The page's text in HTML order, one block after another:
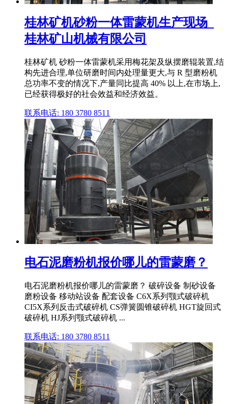
桂林矿机砂粉一体雷蒙机生产现场_
桂林矿山机械有限公司
桂林矿机 砂粉一体雷蒙机采用梅花架及纵摆磨辊装置,结
构先进合理,单位研磨时间内处理量更大,与 R 型磨粉机
总功率不变的情况下,产量同比提高 40% 以上,在市场上,
已经获得极好的社会效益和经济效益。
联系电话: 180 3780 8511
电石泥磨粉机报价哪儿的雷蒙磨？
电石泥磨粉机报价哪儿的雷蒙磨？ 破碎设备 制砂设备
磨粉设备 移动站设备 配套设备 C6X系列颚式破碎机
CI5X系列反击式破碎机 CS弹簧圆锥破碎机 HGT旋回式
破碎机 HJ系列颚式破碎机 ...
联系电话: 180 3780 8511